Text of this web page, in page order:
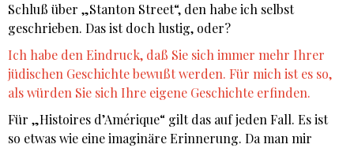
Schluß über „Stanton Street“, den habe ich selbst
geschrieben. Das ist doch lustig, oder?
Ich habe den Eindruck, daß Sie sich immer mehr Ihrer
jüdischen Geschichte bewußt werden. Für mich ist es so,
als würden Sie sich Ihre eigene Geschichte erfinden.
Für „Histoires d’Amérique“ gilt das auf jeden Fall. Es ist
so etwas wie eine imaginäre Erinnerung. Da man mir